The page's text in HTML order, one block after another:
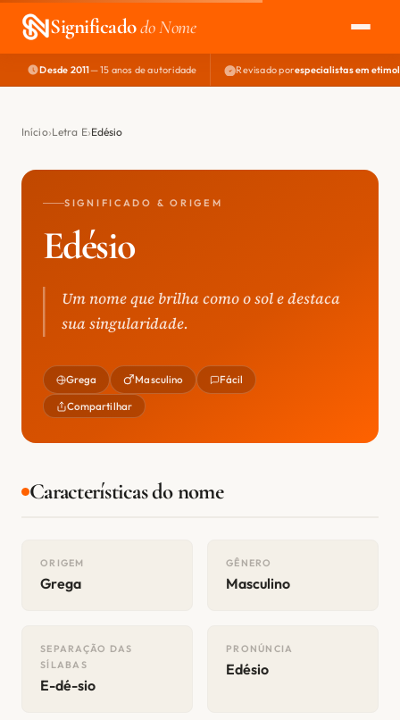
Significadodo Nome
EXPLORAR
NOME PERFEITO
Desde 2011— 15 anos de autoridade Revisado porespecialistas em
Início Letra E Edésio
SIGNIFICADO & ORIGEM
Edésio
Um nome que brilha como o sol e destaca
sua singularidade.
Grega Masculino Fácil
Compartilhar
Características do nome
ORIGEM
Grega
GÊNERO
Masculino
SEPARAÇÃO DAS
SÍLABAS
E-dé-sio
PRONÚNCIA
Edésio